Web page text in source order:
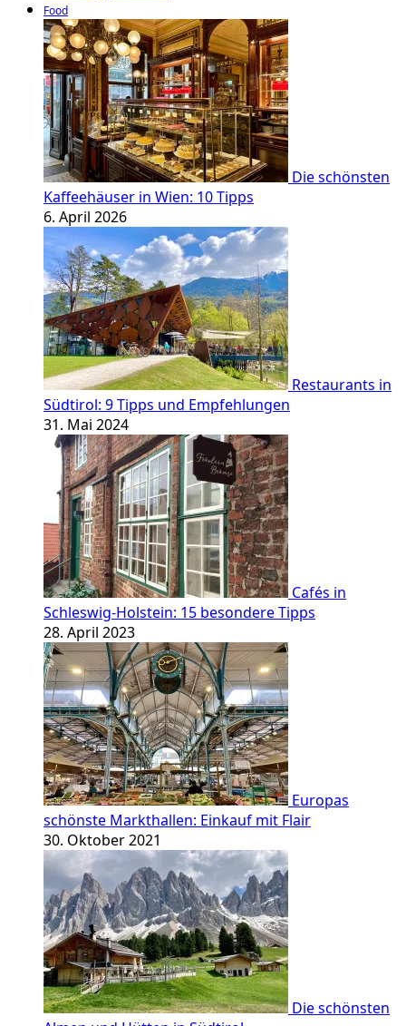
Food
Die schönsten
Kaffeehäuser in Wien: 10 Tipps
6. April 2026
Restaurants in
Südtirol: 9 Tipps und Empfehlungen
31. Mai 2024
Cafés in
Schleswig-Holstein: 15 besondere Tipps
28. April 2023
Europas
schönste Markthallen: Einkauf mit Flair
30. Oktober 2021
Die schönsten